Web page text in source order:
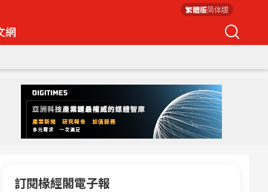
繁體版简体版
網
訂閱椽經閣電子報